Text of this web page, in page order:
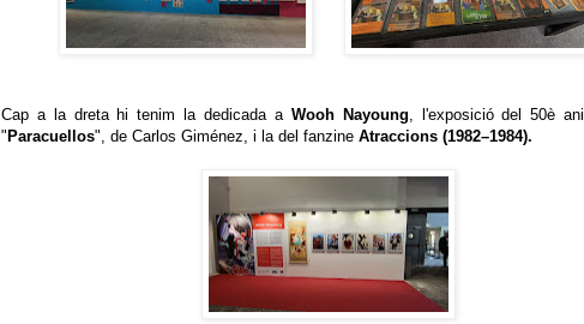
Cap a la dreta hi tenim la dedicada a Wooh Nayoung, l'exposició del 50è
" Paracuellos", de Carlos Giménez, i la del fanzine Atraccions (1982–1984).